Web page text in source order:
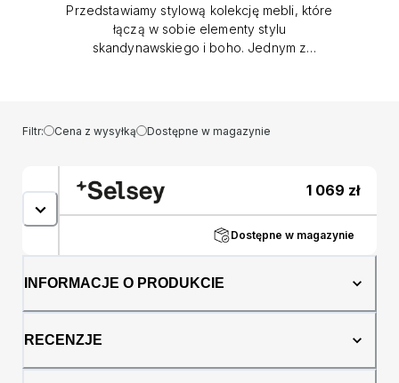
Przedstawiamy stylową kolekcję mebli, które
łączą w sobie elementy stylu
skandynawskiego i boho. Jednym z
estetyką. Trzydrzwiowa komoda Trivilla za
zamykanymi drzwiczkami, posiada aż sześć
- ubrania, dodatki, dokumenty. Komoda
wyróżnia się wysokimi nóżkami, które nadają
meblowi lekkości, zapewniają stabilność
konstrukcji oraz ułatwiają utrzymanie
porządku pod meblem. Całość wykonana jest
nadaje wnętrzu przytulności i naturalnego
uroku. Fronty mebla ozdobione zostały
dodaje meblowi charakteru i oryginalności.
Komoda nie tylko pełni praktyczną funkcję,
Filtr: Cena z wysyłką Dostępne w magazynie
1 069 zł
Dostępne w magazynie
INFORMACJE O PRODUKCIE
RECENZJE